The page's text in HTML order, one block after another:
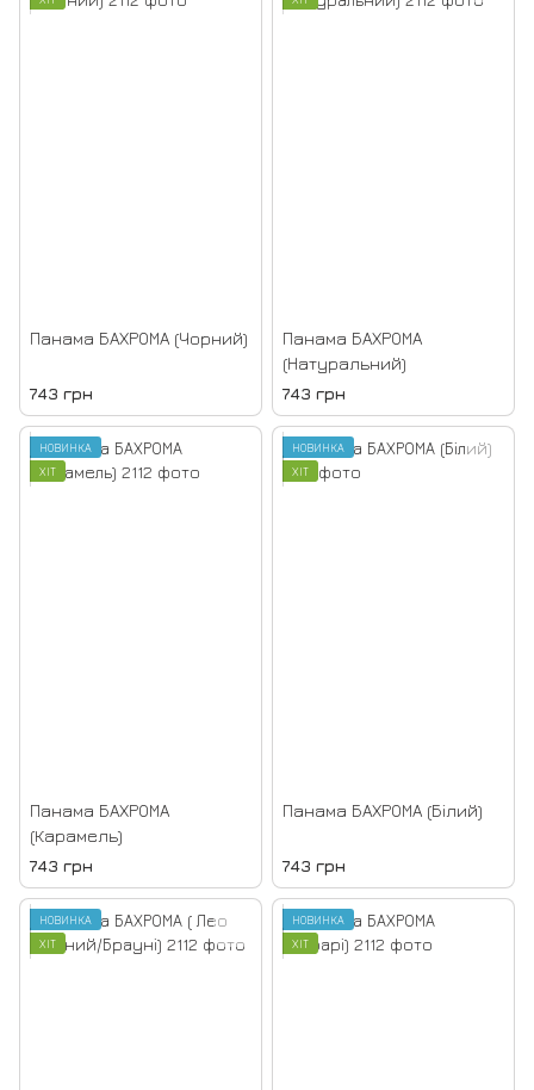
Панама БАХРОМА (Чорний)
743 грн
Панама БАХРОМА
(Натуральний)
743 грн
НОВИНКА
ХІТ
Панама БАХРОМА
(Карамель)
743 грн
НОВИНКА
ХІТ
Панама БАХРОМА (Білий)
743 грн
НОВИНКА
ХІТ
НОВИНКА
ХІТ